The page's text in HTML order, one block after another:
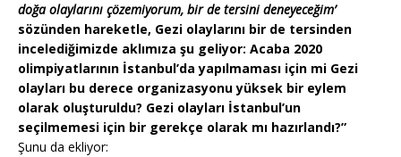
doğa olaylarını çözemiyorum, bir de tersini deneyeceğim’
sözünden hareketle, Gezi olaylarını bir de tersinden
incelediğimizde aklımıza şu geliyor: Acaba 2020
olimpiyatlarının İstanbul’da yapılmaması için mi Gezi
olayları bu derece organizasyonu yüksek bir eylem
olarak oluşturuldu? Gezi olayları İstanbul’un
seçilmemesi için bir gerekçe olarak mı hazırlandı?”
Şunu da ekliyor: